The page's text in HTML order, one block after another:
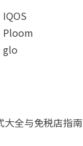
IQOS
Ploom
glo
全与免税店指南